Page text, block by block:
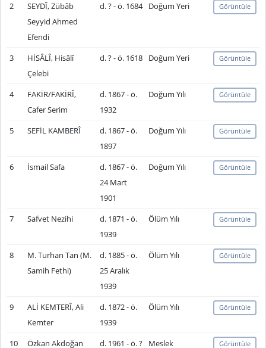
2
SEYDÎ, Zübâb
Seyyid Ahmed
Efendi
d. ? - ö. 1684 Doğum Yeri Görüntüle
3
HİSÂLÎ, Hisâlî
Çelebi
d. ? - ö. 1618 Doğum Yeri Görüntüle
4
FAKİR/FAKİRÎ,
Cafer Serim
d. 1867 - ö.
1932
Doğum Yılı Görüntüle
5 SEFİL KAMBERÎ
d. 1867 - ö.
1897
Doğum Yılı Görüntüle
6 İsmail Safa
d. 1867 - ö.
24 Mart
1901
Doğum Yılı Görüntüle
7 Safvet Nezihi
d. 1871 - ö.
1939
Ölüm Yılı Görüntüle
8
M. Turhan Tan (M.
Samih Fethi)
d. 1885 - ö.
25 Aralık
1939
Ölüm Yılı Görüntüle
9
ALİ KEMTERÎ, Ali
Kemter
d. 1872 - ö.
1939
Ölüm Yılı Görüntüle
10 Özkan Akdoğan d. 1961 - ö. ? Meslek Görüntüle